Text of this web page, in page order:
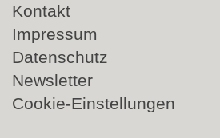
Navigation
überspringen
Kontakt
Impressum
Datenschutz
Newsletter
Cookie-Einstellungen